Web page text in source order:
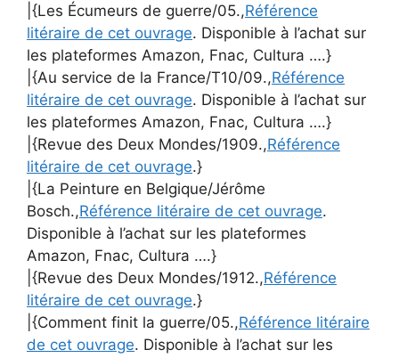
|{Les Écumeurs de guerre/05.,Référence
litéraire de cet ouvrage. Disponible à l’achat sur
les plateformes Amazon, Fnac, Cultura ….}
|{Au service de la France/T10/09.,Référence
litéraire de cet ouvrage. Disponible à l’achat sur
les plateformes Amazon, Fnac, Cultura ….}
|{Revue des Deux Mondes/1909.,Référence
litéraire de cet ouvrage.}
|{La Peinture en Belgique/Jérôme
Bosch.,Référence litéraire de cet ouvrage.
Disponible à l’achat sur les plateformes
Amazon, Fnac, Cultura ….}
|{Revue des Deux Mondes/1912.,Référence
litéraire de cet ouvrage.}
|{Comment finit la guerre/05.,Référence litéraire
de cet ouvrage. Disponible à l’achat sur les